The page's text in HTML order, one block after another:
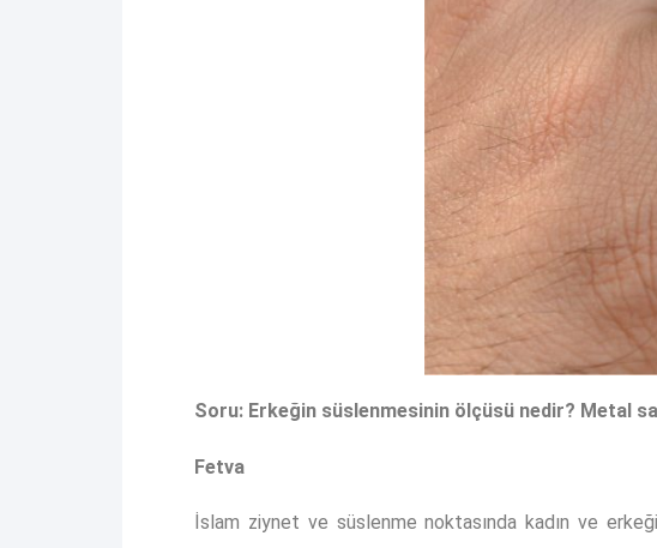
Soru: Erkeğin süslenmesinin ölçüsü nedir? Metal
Fetva
İslam ziynet ve süslenme noktasında kadın ve